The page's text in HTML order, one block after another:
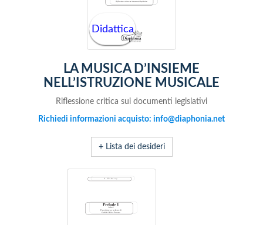
Didattica
LA MUSICA D’INSIEME
NELL’ISTRUZIONE MUSICALE
Riflessione critica sui documenti legislativi
Richiedi informazioni acquisto: info@diaphonia.net
+ Lista dei desideri